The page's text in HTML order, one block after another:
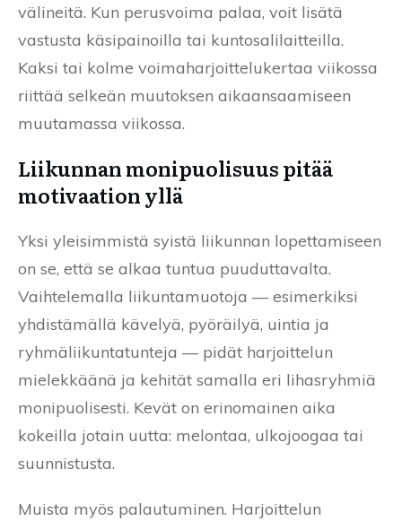
välineitä. Kun perusvoima palaa, voit lisätä
vastusta käsipainoilla tai kuntosalilaitteilla.
Kaksi tai kolme voimaharjoittelukertaa viikossa
riittää selkeän muutoksen aikaansaamiseen
muutamassa viikossa.
Liikunnan monipuolisuus pitää
motivaation yllä
Yksi yleisimmistä syistä liikunnan lopettamiseen
on se, että se alkaa tuntua puuduttavalta.
Vaihtelemalla liikuntamuotoja — esimerkiksi
yhdistämällä kävelyä, pyöräilyä, uintia ja
ryhmäliikuntatunteja — pidät harjoittelun
mielekkäänä ja kehität samalla eri lihasryhmiä
monipuolisesti. Kevät on erinomainen aika
kokeilla jotain uutta: melontaa, ulkojoogaa tai
suunnistusta.
Muista myös palautuminen. Harjoittelun